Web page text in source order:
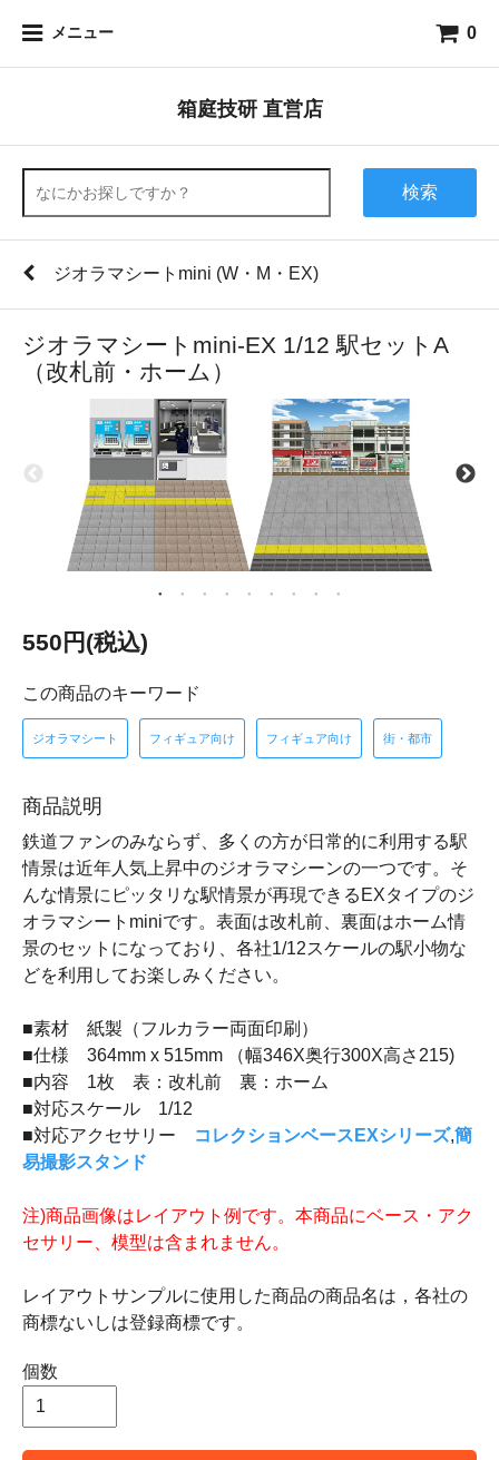
メニュー 0
箱庭技研 直営店
検索
ジオラマシートmini (W・M・EX)
ジオラマシートmini-EX 1/12 駅セットA
（改札前・ホーム）
550円(税込)
この商品のキーワード
ジオラマシート フィギュア向け フィギュア向け 街・都市
商品説明
鉄道ファンのみならず、多くの方が日常的に利用する駅
情景は近年人気上昇中のジオラマシーンの一つです。そ
んな情景にピッタリな駅情景が再現できるEXタイプのジ
オラマシートminiです。表面は改札前、裏面はホーム情
景のセットになっており、各社1/12スケールの駅小物な
どを利用してお楽しみください。
■素材 紙製（フルカラー両面印刷）
■仕様 364mm x 515mm （幅346X奥行300X高さ215)
■内容 1枚 表：改札前 裏：ホーム
■対応スケール 1/12
■対応アクセサリー
コレクションベースEXシリーズ,簡
易撮影スタンド
注)商品画像はレイアウト例です。本商品にベース・アク
セサリー、模型は含まれません。
レイアウトサンプルに使用した商品の商品名は，各社の
商標ないしは登録商標です。
個数